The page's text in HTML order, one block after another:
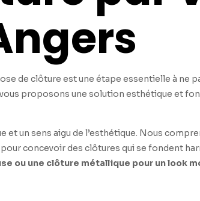
de clôture est une étape essentielle à ne
proposons une solution esthétique et
un sens aigu de l’esthétique. Nous
concevoir des clôtures qui se fondent
ou une clôture métallique pour un look